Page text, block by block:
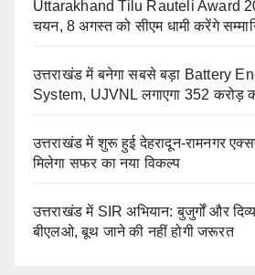
Uttarakhand Tilu Rauteli Award
चयन, 8 अगस्त को सीएम धामी करेंगे
उत्तराखंड में बनेगा सबसे बड़ा Battery
System, UJVNL लगाएगा 352 करोड़
उत्तराखंड में शुरू हुई देहरादून-रामनगर
मिलेगा सफर का नया विकल्प
उत्तराखंड में SIR अभियान: बुजुर्गों और
बीएलओ, बूथ जाने की नहीं होगी जरूरत